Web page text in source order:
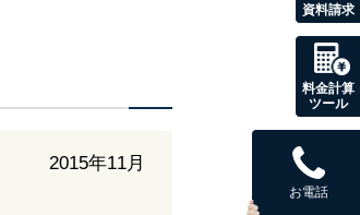
2015年11月
資料請求
料金計算
ツール
お電話